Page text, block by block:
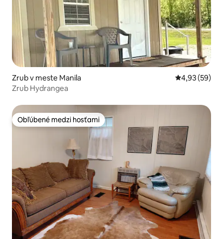
Zrub v meste Manila Priemerné
4,93 (59)
Zrub Hydrangea
Obľúbené medzi hosťami
Obľúbené medzi hosťami